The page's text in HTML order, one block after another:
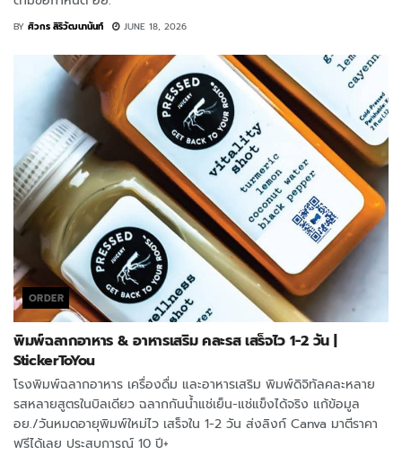
BY ศิวกร สิริวัฒนานันท์ JUNE 18, 2026
ORDER
พิมพ์ฉลากอาหาร & อาหารเสริม คละรส เสร็จไว 1-2 วัน |
StickerToYou
โรงพิมพ์ฉลากอาหาร เครื่องดื่ม และอาหารเสริม พิมพ์ดิจิทัลคละหลาย
รสหลายสูตรในบิลเดียว ฉลากกันน้ำแช่เย็น-แช่แข็งได้จริง แก้ข้อมูล
อย./วันหมดอายุพิมพ์ใหม่ไว เสร็จใน 1-2 วัน ส่งลิงก์ Canva มาตีราคา
ฟรีได้เลย ประสบการณ์ 10 ปี+